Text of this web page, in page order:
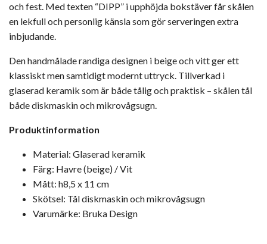
och fest. Med texten “DIPP” i upphöjda bokstäver får skålen
en lekfull och personlig känsla som gör serveringen extra
inbjudande.
Den handmålade randiga designen i beige och vitt ger ett
klassiskt men samtidigt modernt uttryck. Tillverkad i
glaserad keramik som är både tålig och praktisk – skålen tål
både diskmaskin och mikrovågsugn.
Produktinformation
Material: Glaserad keramik
Färg: Havre (beige) / Vit
Mått: h8,5 x 11 cm
Skötsel: Tål diskmaskin och mikrovågsugn
Varumärke: Bruka Design